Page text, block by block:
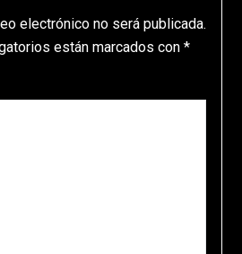
electrónico no será publicada.
están marcados con *